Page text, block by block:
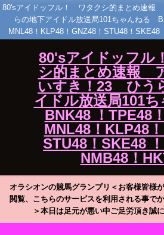
80'sアイドッフル！ ワタクシ的まとめ速報
らの地下アイドル放送局101ちゃんねる
MNL48！KLP48！GNZ48！STU48！SKE48
80'sアイドッフル
シ的まとめ速報
いすき！23 ひう
イドル放送局101
BNK48 ！TPE48
MNL48！KLP48！
STU48！SKE48
NMB48！
オラシオンの競馬グランプリ＜お客様皆様
閲覧、こちらのサービスを利用される事で
＞本日は足元が悪い中ご足労頂き誠